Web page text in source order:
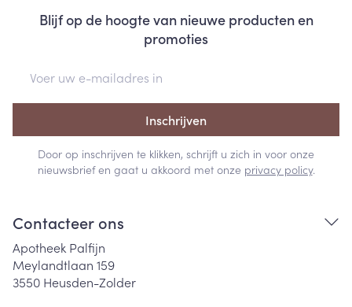
Blijf op de hoogte van nieuwe producten en
promoties
Inschrijven
Door op inschrijven te klikken, schrijft u zich in voor onze
nieuwsbrief en gaat u akkoord met onze privacy policy.
Contacteer ons
Apotheek Palfijn
Meylandtlaan 159
3550 Heusden-Zolder